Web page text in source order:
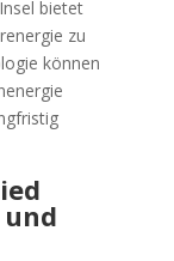
bietet
zu
können